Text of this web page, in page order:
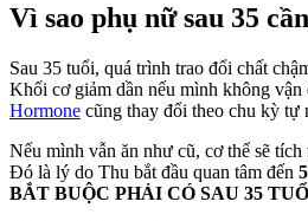
Vì sao phụ nữ sau 35
Sau 35 tuổi, quá trình trao đổi chất
Khối cơ giảm dần nếu mình không vận
Hormone cũng thay đổi theo chu kỳ tự
Nếu mình vẫn ăn như cũ, cơ thể sẽ
Đó là lý do Thu bắt đầu quan tâm đến
BẮT BUỘC PHẢI CÓ SAU 35